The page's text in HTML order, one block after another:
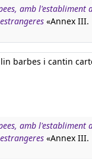
amb l'establiment
«Annex III.
barbes i cantin
amb l'establiment
«Annex III.